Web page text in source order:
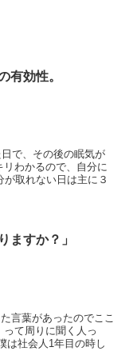
有効性。
で、その後の眠気が
わかるので、自分に
取れない日は主に３
ますか？」
言葉があったのでここ
て周りに聞く人っ
は社会人1年目の時し